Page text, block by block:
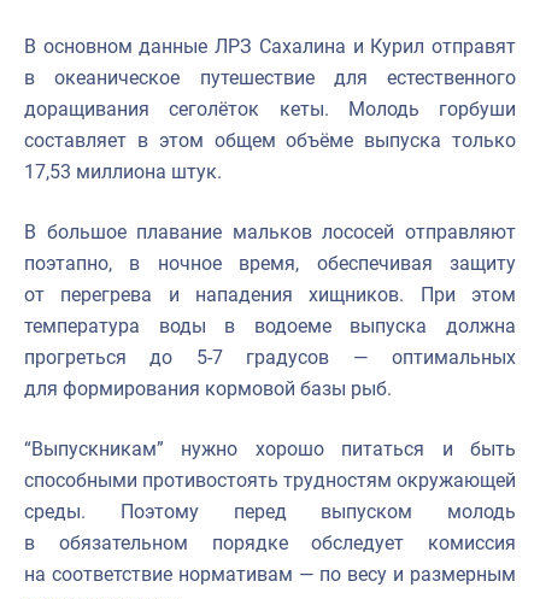
В основном данные ЛРЗ Сахалина и Курил отправят
в океаническое путешествие для естественного
доращивания сеголёток кеты. Молодь горбуши
составляет в этом общем объёме выпуска только
17,53 миллиона штук.
В большое плавание мальков лососей отправляют
поэтапно, в ночное время, обеспечивая защиту
от перегрева и нападения хищников. При этом
температура воды в водоеме выпуска должна
прогреться до 5‑7 градусов — оптимальных
для формирования кормовой базы рыб.
“Выпускникам” нужно хорошо питаться и быть
способными противостоять трудностям окружающей
среды. Поэтому перед выпуском молодь
в обязательном порядке обследует комиссия
на соответствие нормативам — по весу и размерным